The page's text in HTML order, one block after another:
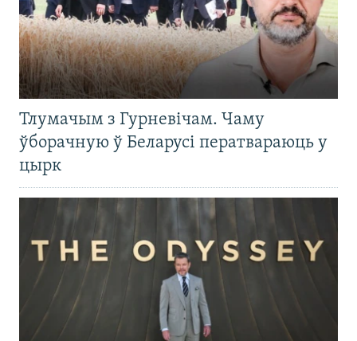
Тлумачым з Гурневічам. Чаму
ўборачную ў Беларусі ператвараюць у
цырк